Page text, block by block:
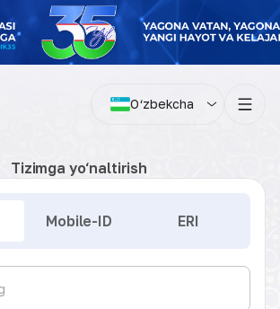
O‘zbekcha
Tizimga yo‘naltirish
Mobile-ID ERI